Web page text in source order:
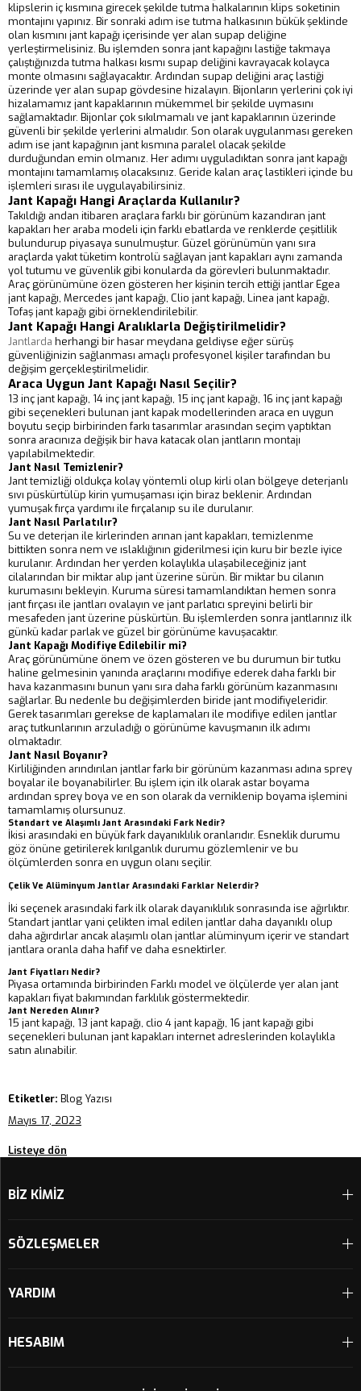
klipslerin iç kısmına girecek şekilde tutma halkalarının klips soketinin
montajını yapınız. Bir sonraki adım ise tutma halkasının bükük şeklinde
olan kısmını jant kapağı içerisinde yer alan supap deliğine
yerleştirmelisiniz. Bu işlemden sonra jant kapağını lastiğe takmaya
çalıştığınızda tutma halkası kısmı supap deliğini kavrayacak kolayca
monte olmasını sağlayacaktır. Ardından supap deliğini araç lastiği
üzerinde yer alan supap gövdesine hizalayın. Bijonların yerlerini çok iyi
hizalamamız jant kapaklarının mükemmel bir şekilde uymasını
sağlamaktadır. Bijonlar çok sıkılmamalı ve jant kapaklarının üzerinde
güvenli bir şekilde yerlerini almalıdır. Son olarak uygulanması gereken
adım ise jant kapağının jant kısmına paralel olacak şekilde
durduğundan emin olmanız. Her adımı uyguladıktan sonra jant kapağı
montajını tamamlamış olacaksınız. Geride kalan araç lastikleri içinde bu
işlemleri sırası ile uygulayabilirsiniz.
Jant Kapağı Hangi Araçlarda Kullanılır?
Takıldığı andan itibaren araçlara farklı bir görünüm kazandıran jant
kapakları her araba modeli için farklı ebatlarda ve renklerde çeşitlilik
bulundurup piyasaya sunulmuştur. Güzel görünümün yanı sıra
araçlarda yakıt tüketim kontrolü sağlayan jant kapakları aynı zamanda
yol tutumu ve güvenlik gibi konularda da görevleri bulunmaktadır.
Araç görünümüne özen gösteren her kişinin tercih ettiği jantlar Egea
jant kapağı, Mercedes jant kapağı, Clio jant kapağı, Linea jant kapağı,
Tofaş jant kapağı gibi örneklendirilebilir.
Jant Kapağı Hangi Aralıklarla Değiştirilmelidir?
Jantlarda herhangi bir hasar meydana geldiyse eğer sürüş
güvenliğinizin sağlanması amaçlı profesyonel kişiler tarafından bu
değişim gerçekleştirilmelidir.
Araca Uygun Jant Kapağı Nasıl Seçilir?
13 inç jant kapağı, 14 inç jant kapağı, 15 inç jant kapağı, 16 inç jant kapağı
gibi seçenekleri bulunan jant kapak modellerinden araca en uygun
boyutu seçip birbirinden farkı tasarımlar arasından seçim yaptıktan
sonra aracınıza değişik bir hava katacak olan jantların montajı
yapılabilmektedir.
Jant Nasıl Temizlenir?
Jant temizliği oldukça kolay yöntemli olup kirli olan bölgeye deterjanlı
sıvı püskürtülüp kirin yumuşaması için biraz beklenir. Ardından
yumuşak fırça yardımı ile fırçalanıp su ile durulanır.
Jant Nasıl Parlatılır?
Su ve deterjan ile kirlerinden arınan jant kapakları, temizlenme
bittikten sonra nem ve ıslaklığının giderilmesi için kuru bir bezle iyice
kurulanır. Ardından her yerden kolaylıkla ulaşabileceğiniz jant
cilalarından bir miktar alıp jant üzerine sürün. Bir miktar bu cilanın
kurumasını bekleyin. Kuruma süresi tamamlandıktan hemen sonra
jant fırçası ile jantları ovalayın ve jant parlatıcı spreyini belirli bir
mesafeden jant üzerine püskürtün. Bu işlemlerden sonra jantlarınız ilk
günkü kadar parlak ve güzel bir görünüme kavuşacaktır.
Jant Kapağı Modifiye Edilebilir mi?
Araç görünümüne önem ve özen gösteren ve bu durumun bir tutku
haline gelmesinin yanında araçlarını modifiye ederek daha farklı bir
hava kazanmasını bunun yanı sıra daha farklı görünüm kazanmasını
sağlarlar. Bu nedenle bu değişimlerden biride jant modifiyeleridir.
Gerek tasarımları gerekse de kaplamaları ile modifiye edilen jantlar
araç tutkunlarının arzuladığı o görünüme kavuşmanın ilk adımı
olmaktadır.
Jant Nasıl Boyanır?
Kirliliğinden arındırılan jantlar farkı bir görünüm kazanması adına sprey
boyalar ile boyanabilirler. Bu işlem için ilk olarak astar boyama
ardından sprey boya ve en son olarak da verniklenip boyama işlemini
tamamlamış olursunuz.
Standart ve Alaşımlı Jant Arasındaki Fark Nedir?
İkisi arasındaki en büyük fark dayanıklılık oranlarıdır. Esneklik durumu
göz önüne getirilerek kırılganlık durumu gözlemlenir ve bu
ölçümlerden sonra en uygun olanı seçilir.
Çelik Ve Alüminyum Jantlar Arasındaki Farklar Nelerdir?
İki seçenek arasındaki fark ilk olarak dayanıklılık sonrasında ise ağırlıktır.
Standart jantlar yani çelikten imal edilen jantlar daha dayanıklı olup
daha ağırdırlar ancak alaşımlı olan jantlar alüminyum içerir ve standart
jantlara oranla daha hafif ve daha esnektirler.
Jant Fiyatları Nedir?
Piyasa ortamında birbirinden Farklı model ve ölçülerde yer alan jant
kapakları fiyat bakımından farklılık göstermektedir.
Jant Nereden Alınır?
15 jant kapağı, 13 jant kapağı, clio 4 jant kapağı, 16 jant kapağı gibi
seçenekleri bulunan jant kapakları internet adreslerinden kolaylıkla
satın alınabilir.
Etiketler: Blog Yazısı
Mayıs 17, 2023
Listeye dön
BİZ KİMİZ
SÖZLEŞMELER
YARDIM
HESABIM